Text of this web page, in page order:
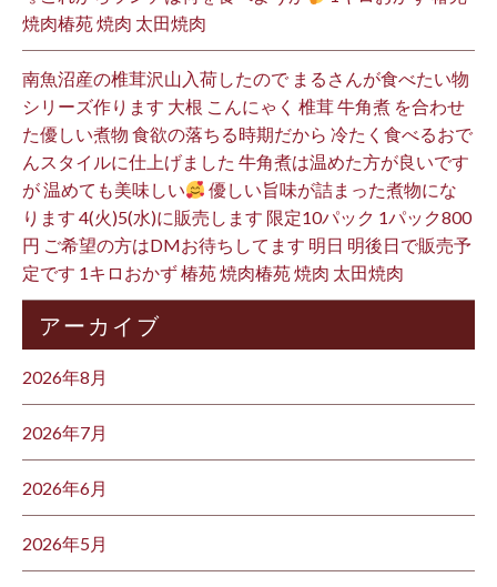
焼肉椿苑 焼肉 太田焼肉
南魚沼産の椎茸沢山入荷したので まるさんが食べたい物
シリーズ作ります 大根 こんにゃく 椎茸 牛角煮 を合わせ
た優しい煮物 食欲の落ちる時期だから 冷たく食べるおで
んスタイルに仕上げました 牛角煮は温めた方が良いです
が 温めても美味しい
優しい旨味が詰まった煮物にな
ります 4(火)5(水)に販売します 限定10パック 1パック800
円 ご希望の方はDMお待ちしてます 明日 明後日で販売予
定です 1キロおかず 椿苑 焼肉椿苑 焼肉 太田焼肉
アーカイブ
2026年8月
2026年7月
2026年6月
2026年5月